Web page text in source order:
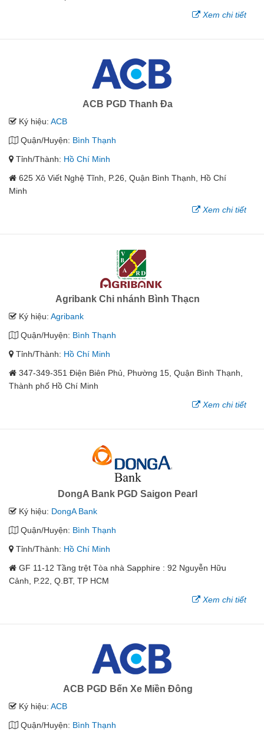
Xem chi tiết
ACB PGD Thanh Đa
Ký hiệu: ACB
Quận/Huyện: Bình Thạnh
Tỉnh/Thành: Hồ Chí Minh
625 Xô Viết Nghệ Tĩnh, P.26, Quận Bình Thạnh, Hồ Chí
Minh
Xem chi tiết
Agribank Chi nhánh Bình Thạcn
Ký hiệu: Agribank
Quận/Huyện: Bình Thạnh
Tỉnh/Thành: Hồ Chí Minh
347-349-351 Điện Biên Phủ, Phường 15, Quận Bình Thạnh,
Thành phố Hồ Chí Minh
Xem chi tiết
DongA Bank PGD Saigon Pearl
Ký hiệu: DongA Bank
Quận/Huyện: Bình Thạnh
Tỉnh/Thành: Hồ Chí Minh
GF 11-12 Tầng trệt Tòa nhà Sapphire : 92 Nguyễn Hữu
Cảnh, P.22, Q.BT, TP HCM
Xem chi tiết
ACB PGD Bến Xe Miền Đông
Ký hiệu: ACB
Quận/Huyện: Bình Thạnh